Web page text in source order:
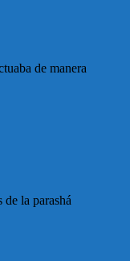
de manera
la parashá